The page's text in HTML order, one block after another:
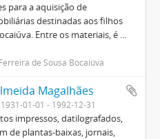
para a aquisição de
destinadas aos filhos
Entre os materiais, é ...
de Sousa Bocaiúva
Magalhães
1931-01-01 - 1992-12-31
impressos, datilografados,
de plantas-baixas, jornais,